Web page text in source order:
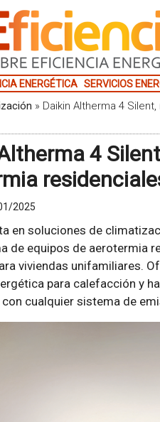
ENERGÉTICA SERVICIOS
» Daikin Altherma 4
4
2025
en soluciones de
de equipos de aerotermia
viviendas unifamiliares.
para calefacción y
cualquier sistema de